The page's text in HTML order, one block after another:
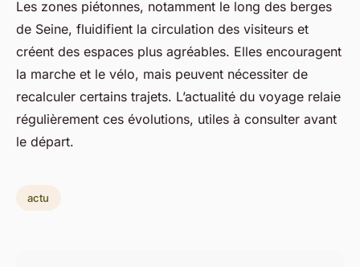
Les zones piétonnes, notamment le long des berges
de Seine, fluidifient la circulation des visiteurs et
créent des espaces plus agréables. Elles encouragent
la marche et le vélo, mais peuvent nécessiter de
recalculer certains trajets. L’actualité du voyage relaie
régulièrement ces évolutions, utiles à consulter avant
le départ.
actu